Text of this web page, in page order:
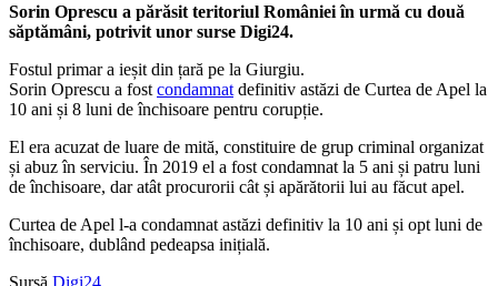
Sorin Oprescu a părăsit teritoriul României în urmă cu două
săptămâni, potrivit unor surse Digi24.
Fostul primar a ieșit din țară pe la Giurgiu.
Sorin Oprescu a fost condamnat definitiv astăzi de Curtea de Apel la
10 ani și 8 luni de închisoare pentru corupție.
El era acuzat de luare de mită, constituire de grup criminal organizat
și abuz în serviciu. În 2019 el a fost condamnat la 5 ani și patru luni
de închisoare, dar atât procurorii cât și apărătorii lui au făcut apel.
Curtea de Apel l-a condamnat astăzi definitiv la 10 ani și opt luni de
închisoare, dublând pedeapsa inițială.
Sursă Digi24